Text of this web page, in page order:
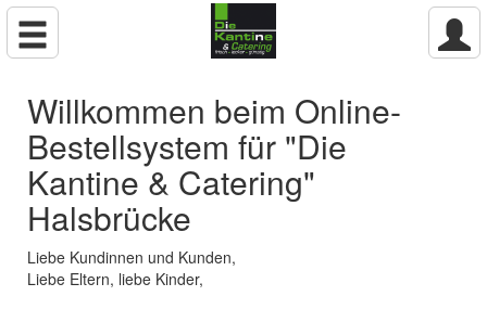
Willkommen beim Online-
Bestellsystem für "Die
Kantine & Catering"
Halsbrücke
Liebe Kundinnen und Kunden,
Liebe Eltern, liebe Kinder,